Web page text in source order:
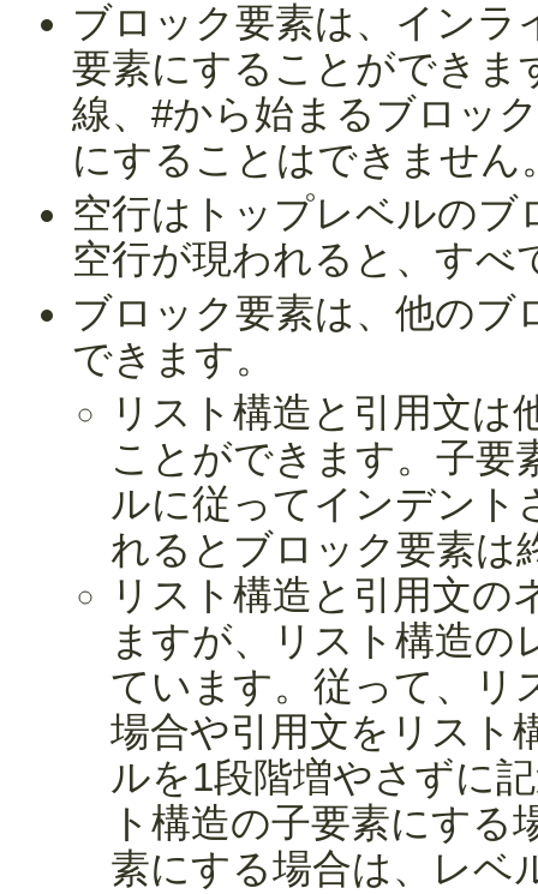
ブロック要素は、インラ
要素にすることができま
線、#から始まるブロッ
にすることはできません
空行はトップレベルのブ
空行が現われると、すべ
ブロック要素は、他のブ
できます。
リスト構造と引用文は
ことができます。子要
ルに従ってインデント
れるとブロック要素は
リスト構造と引用文の
ますが、リスト構造の
ています。従って、リ
場合や引用文をリスト
ルを1段階増やさずに
ト構造の子要素にする
素にする場合は、レベ